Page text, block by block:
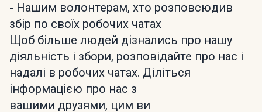
- Нашим волонтерам, хто розповсюдив
збір по своїх робочих чатах
Щоб більше людей дізнались про нашу
діяльність і збори, розповідайте про нас і
надалі в робочих чатах. Діліться
інформацією про нас з
вашими друзями, цим ви